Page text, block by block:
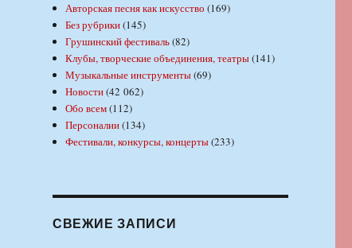
Авторская песня как искусство (169)
Без рубрики(145)
Грушинский фестиваль(82)
Клубы, творческие объединения, театры(141)
Музыкальные инструменты(69)
Новости(42 062)
Обо всем(112)
Персоналии(134)
Фестивали, конкурсы, концерты(233)
СВЕЖИЕ ЗАПИСИ